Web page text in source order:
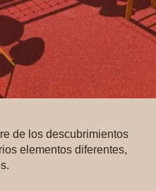
de los descubrimientos
elementos diferentes,